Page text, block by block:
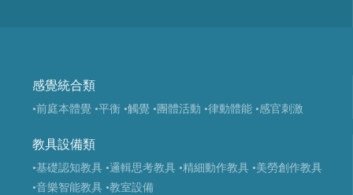
感覺統合類
•前庭本體覺 •平衡 •觸覺 •團體活動 •律動體能 •感官刺激
教具設備類
•基礎認知教具 •邏輯思考教具 •精細動作教具 •美勞創作教具
•音樂智能教具 •教室設備